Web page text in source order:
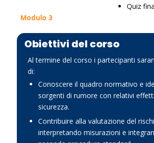
Modulo 3
Quiz
Obiettivi del corso
Al termine del corso i partecipanti
di:
Conoscere il quadro normativo e
sorgenti di rumore con relativi
sicurezza.
Contribuire alla valutazione del
interpretando misurazioni e